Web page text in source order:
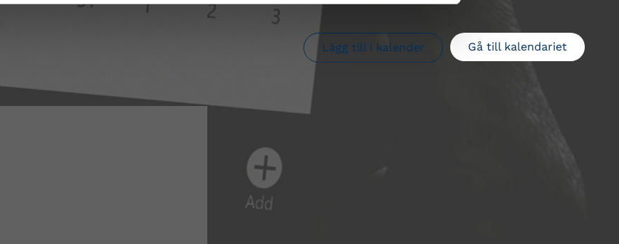
Gå till kalendariet
Lägg till i kalender